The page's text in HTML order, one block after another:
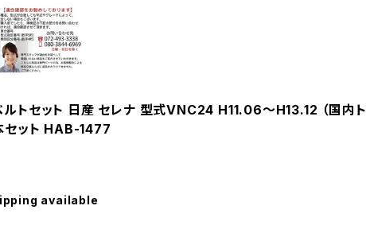
ルトセット 日産 セレナ 型式VNC24 H11.06～H13.12 （国内ト
セット HAB-1477
available